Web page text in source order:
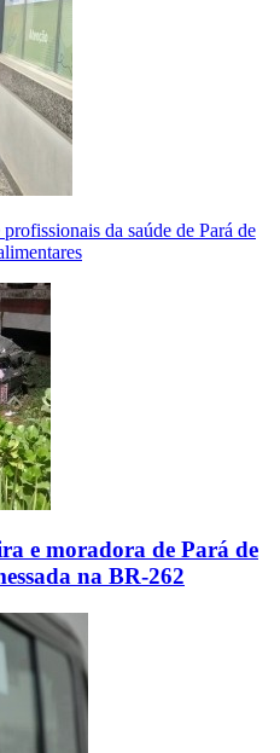
da saúde de Pará de
e moradora de Pará de
na BR-262